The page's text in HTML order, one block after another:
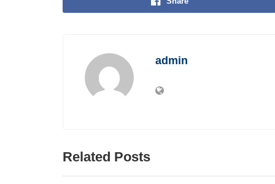
admin
Related Posts